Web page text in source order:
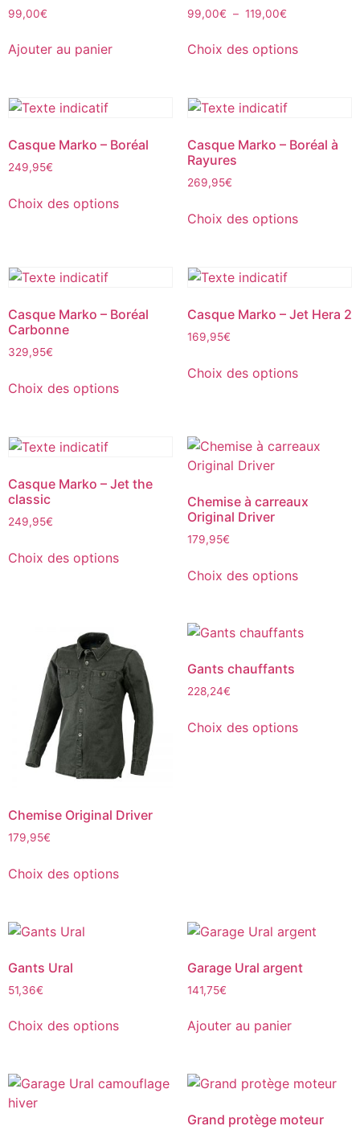
99,00€
Ajouter au panier
99,00€ – 119,00€
Choix des options
Casque Marko – Boréal
249,95€
Choix des options
Casque Marko – Boréal à
Rayures
269,95€
Choix des options
Casque Marko – Boréal
Carbonne
329,95€
Choix des options
Casque Marko – Jet Hera 2
169,95€
Choix des options
Casque Marko – Jet the
classic
249,95€
Choix des options
Chemise à carreaux
Original Driver
179,95€
Choix des options
Chemise Original Driver
179,95€
Choix des options
Gants chauffants
228,24€
Choix des options
Gants Ural
51,36€
Choix des options
Garage Ural argent
141,75€
Ajouter au panier
Grand protège moteur